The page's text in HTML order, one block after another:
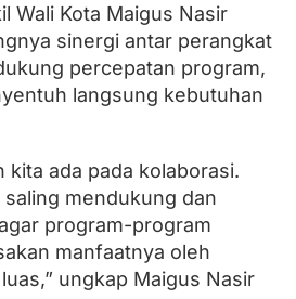
Wali Kota Maigus Nasir
sinergi antar perangkat
percepatan program,
langsung kebutuhan
kita ada pada kolaborasi.
mendukung dan
program-program
manfaatnya oleh
ungkap Maigus Nasir